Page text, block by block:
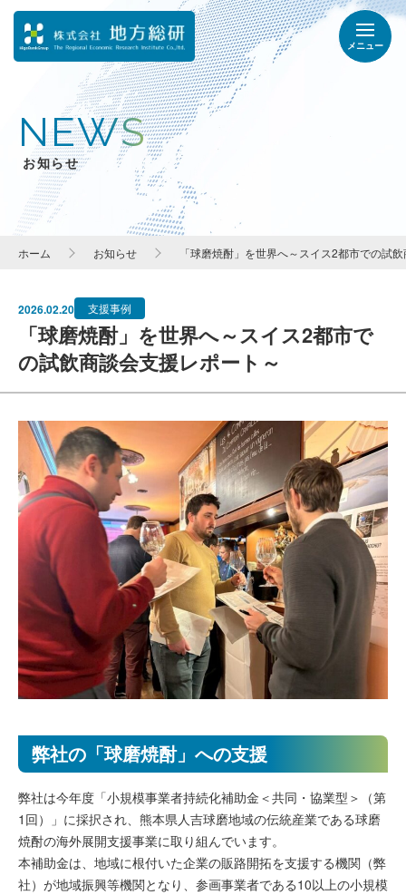
メニュー
お知らせ
NEWS
ホーム お知らせ 「球磨焼酎」を世界へ～スイス2都市での試
2026.02.20 支援事例
「球磨焼酎」を世界へ～スイス2都市で
の試飲商談会支援レポート～
弊社の「球磨焼酎」への支援
弊社は今年度「小規模事業者持続化補助金＜共同・協業型＞（第
1回）」に採択され、熊本県人吉球磨地域の伝統産業である球磨
焼酎の海外展開支援事業に取り組んでいます。
本補助金は、地域に根付いた企業の販路開拓を支援する機関（弊
社）が地域振興等機関となり、参画事業者である10以上の小規模